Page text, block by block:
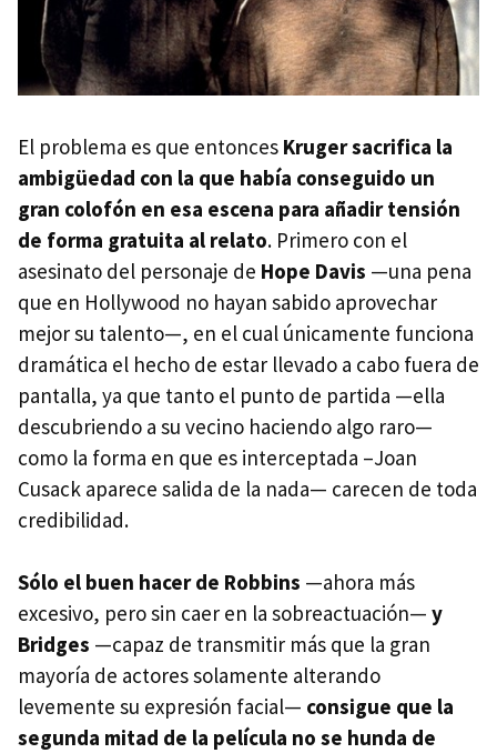
El problema es que entonces Kruger sacrifica la
ambigüedad con la que había conseguido un
gran colofón en esa escena para añadir tensión
de forma gratuita al relato. Primero con el
asesinato del personaje de Hope Davis —una pena
que en Hollywood no hayan sabido aprovechar
mejor su talento—, en el cual únicamente funciona
dramática el hecho de estar llevado a cabo fuera de
pantalla, ya que tanto el punto de partida —ella
descubriendo a su vecino haciendo algo raro—
como la forma en que es interceptada –Joan
Cusack aparece salida de la nada— carecen de toda
credibilidad.
Sólo el buen hacer de Robbins —ahora más
excesivo, pero sin caer en la sobreactuación— y
Bridges —capaz de transmitir más que la gran
mayoría de actores solamente alterando
levemente su expresión facial— consigue que la
segunda mitad de la película no se hunda de